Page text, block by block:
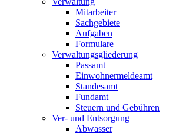
Mitarbeiter
Sachgebiete
Aufgaben
Formulare
Verwaltungsgliederung
Passamt
Einwohnermeldeamt
Standesamt
Fundamt
Steuern und Gebühren
Ver- und Entsorgung
Abwasser